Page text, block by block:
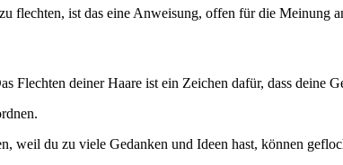
flechten, ist das eine Anweisung, offen für die Meinung
Flechten deiner Haare ist ein Zeichen dafür, dass deine
weil du zu viele Gedanken und Ideen hast, können